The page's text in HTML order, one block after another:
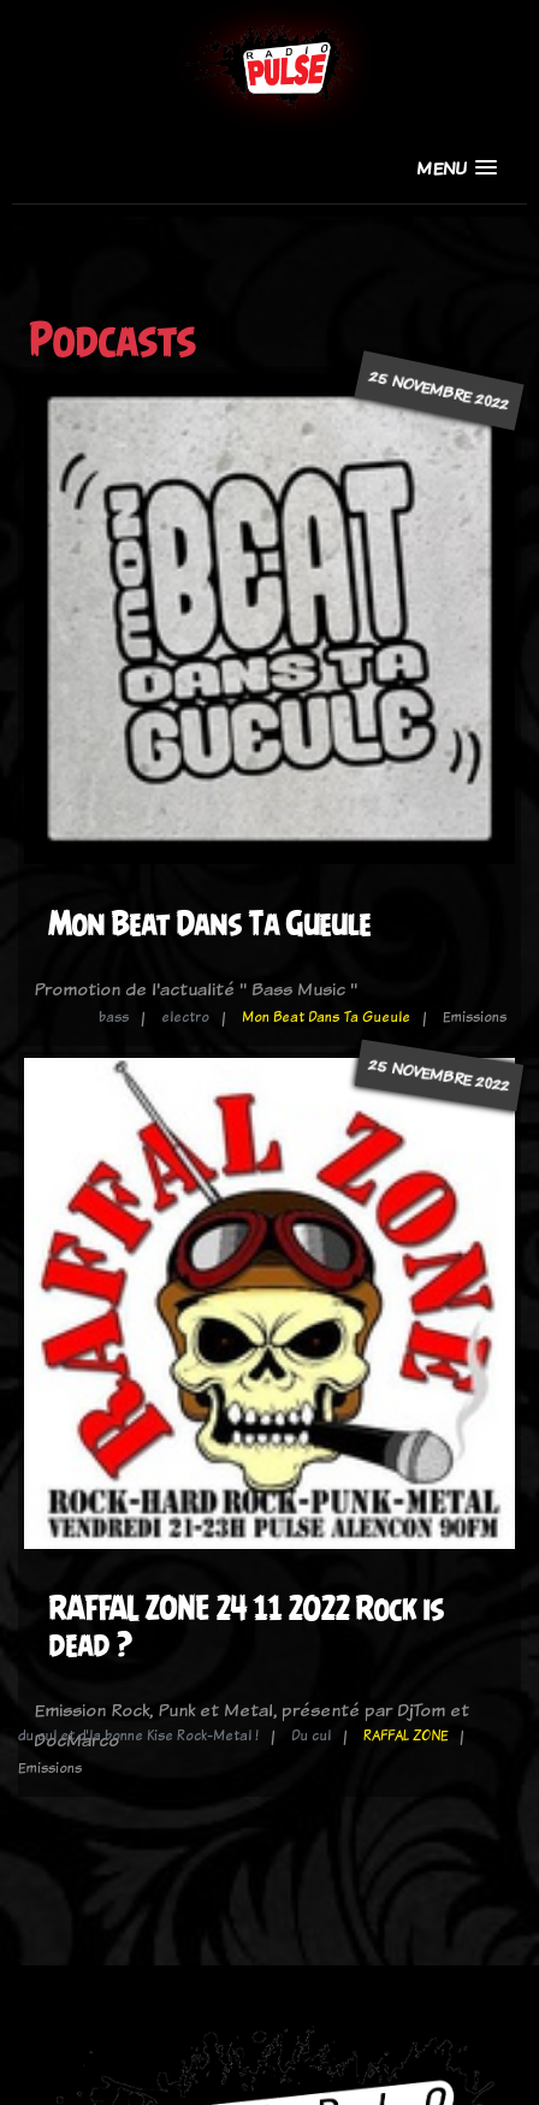
MENU
Podcasts
25 NOVEMBRE 2022
Mon Beat Dans Ta Gueule
Promotion de l'actualité " Bass Music "
bass electro Mon Beat Dans Ta Gueule Emissions
25 NOVEMBRE 2022
RAFFAL ZONE 24 11 2022 Rock is
dead ?
Emission Rock, Punk et Metal, présenté par DjTom et
DocMarco
du cul et d'la bonne Kise Rock-Metal ! Du cul
RAFFAL ZONE
Emissions